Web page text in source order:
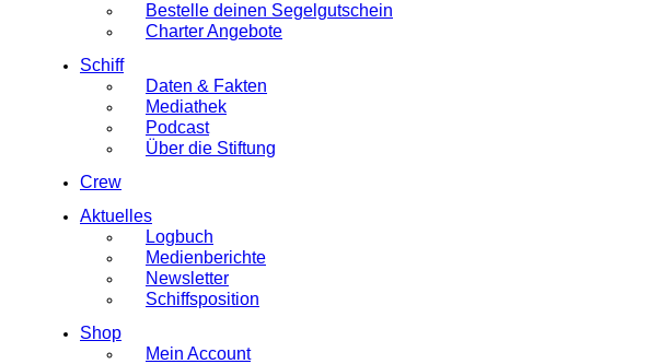
Bestelle deinen Segelgutschein
Charter Angebote
Schiff
Daten & Fakten
Mediathek
Podcast
Über die Stiftung
Crew
Aktuelles
Logbuch
Medienberichte
Newsletter
Schiffsposition
Shop
Mein Account